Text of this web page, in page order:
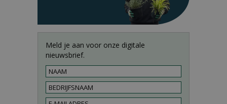
Meld je aan voor onze digitale
nieuwsbrief.